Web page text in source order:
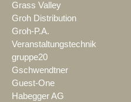
Grass Valley
Groh Distribution
Groh-P.A.
Veranstaltungstechnik
gruppe20
Gschwendtner
Guest-One
Habegger AG